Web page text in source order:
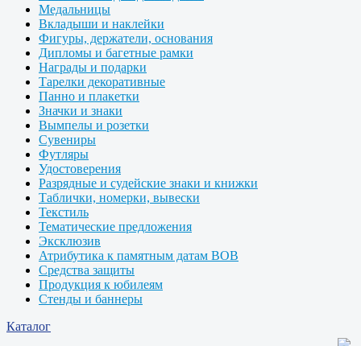
Медальницы
Вкладыши и наклейки
Фигуры, держатели, основания
Дипломы и багетные рамки
Награды и подарки
Тарелки декоративные
Панно и плакетки
Значки и знаки
Вымпелы и розетки
Сувениры
Футляры
Удостоверения
Разрядные и судейские знаки и книжки
Таблички, номерки, вывески
Текстиль
Тематические предложения
Эксклюзив
Атрибутика к памятным датам ВОВ
Средства защиты
Продукция к юбилеям
Стенды и баннеры
Каталог